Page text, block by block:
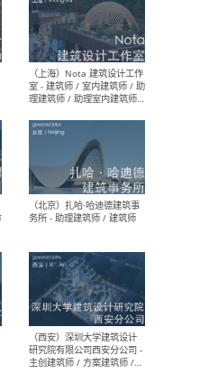
（北京）MAD建筑事务所 -
商务拓展 / 媒体专员/经理 /
设计实习生 / 建筑设计师
（应届）/ 建筑设计师（方案
设计）/ 建筑设计师（施工
图）/ 结构设计师 / 给排水设
计师